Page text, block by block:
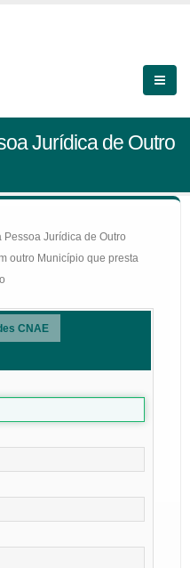
Jurídica de Outro
Jurídica de Outro
outro Município que presta
CNAE